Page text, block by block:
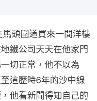
頭圍道買來一間洋樓
鐵公司天天在他家門
切正常，他不以為
這歷時6年的沙中線
他看新聞得知自己的